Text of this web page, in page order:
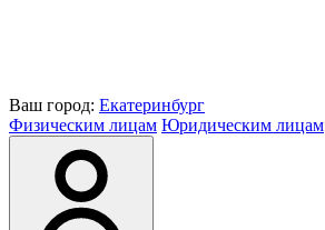
Ваш город: Екатеринбург
Физическим лицам Юридическим лицам